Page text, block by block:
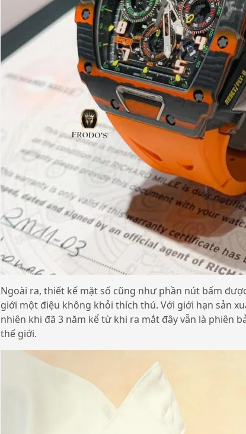
Ngoài ra, thiết kế mặt số cũng như phần nút bấm
giới một điệu không khỏi thích thú. Với giới hạn sản
nhiên khi đã 3 năm kể từ khi ra mắt đây vẫn là phiên
thế giới.